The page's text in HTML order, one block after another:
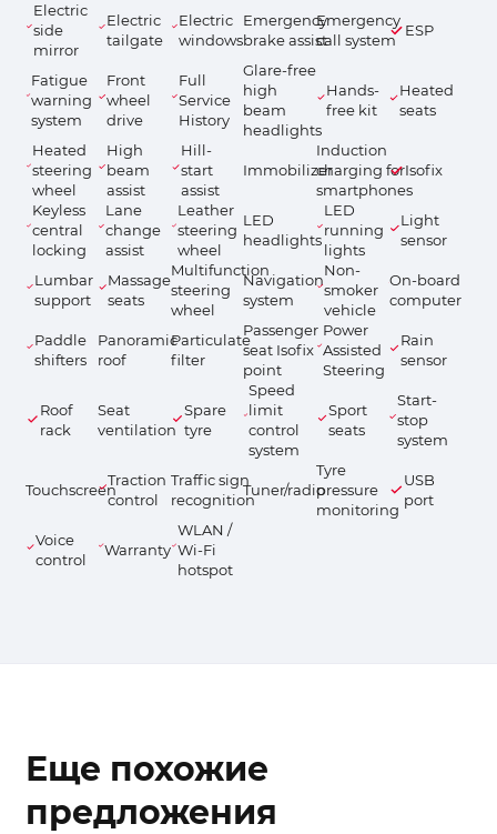
Electric
side
mirror
Electric
tailgate
Electric
windows
Emergency
brake assist
Emergency
call system
ESP
Fatigue
warning
system
Front
wheel
drive
Full
Service
History
Glare-free
high
beam
headlights
Hands-
free kit
Heated
seats
Heated
steering
wheel
High
beam
assist
Hill-
start
assist
Immobilizer
Induction
charging for
smartphones
Isofix
Keyless
central
locking
Lane
change
assist
Leather
steering
wheel
LED
headlights
LED
running
lights
Light
sensor
Lumbar
support
Massage
seats
Multifunction
steering
wheel
Navigation
system
Non-
smoker
vehicle
On-board
computer
Paddle
shifters
Panoramic
roof
Particulate
filter
Passenger
seat Isofix
point
Power
Assisted
Steering
Rain
sensor
Roof
rack
Seat
ventilation
Spare
tyre
Speed
limit
control
system
Sport
seats
Start-
stop
system
Touchscreen
Traction
control
Traffic sign
recognition
Tuner/radio
Tyre
pressure
monitoring
USB
port
Voice
control
Warranty
WLAN /
Wi-Fi
hotspot
Еще похожие
предложения